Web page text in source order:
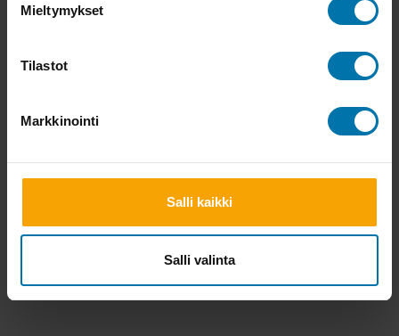
Mieltymykset
Tilastot
Markkinointi
Salli kaikki
Salli valinta